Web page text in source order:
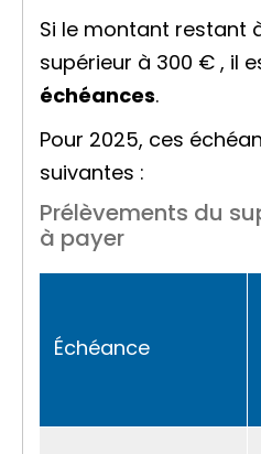
Si le montant restant
supérieur à 300 € , il
échéances.
Pour 2025, ces
suivantes :
Prélèvements du
à payer
Échéance